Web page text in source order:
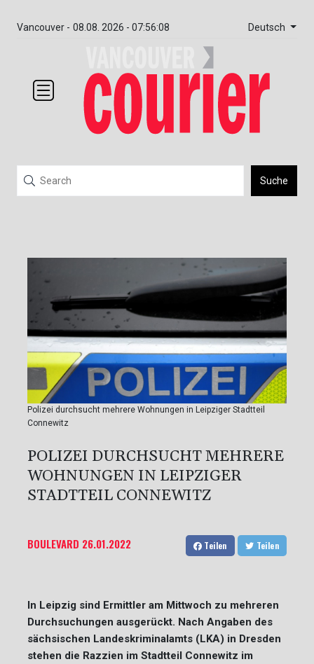
Vancouver - 08.08. 2026 - 07:56:08 Deutsch
Suche
Polizei durchsucht mehrere Wohnungen in Leipziger Stadtteil
Connewitz
POLIZEI DURCHSUCHT MEHRERE
WOHNUNGEN IN LEIPZIGER
STADTTEIL CONNEWITZ
BOULEVARD 26.01.2022 Teilen Teilen
In Leipzig sind Ermittler am Mittwoch zu mehreren
Durchsuchungen ausgerückt. Nach Angaben des
sächsischen Landeskriminalamts (LKA) in Dresden
stehen die Razzien im Stadtteil Connewitz im